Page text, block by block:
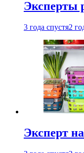
Эксперты
3 года спустя2
Эксперт